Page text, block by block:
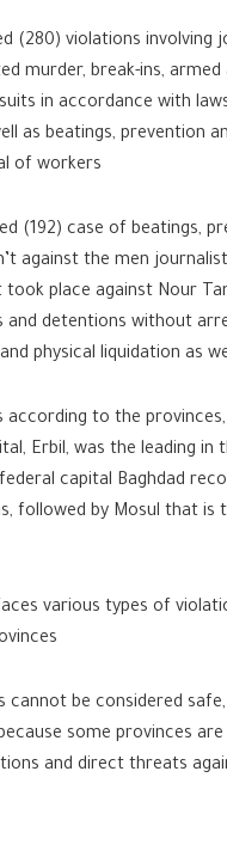
(280) violations involving
murder, break-ins, armed
in accordance with
as beatings, prevention
of workers.
(192) case of beatings,
against the men
place against Nour
and detentions without
physical liquidation as
to the provinces,
Erbil, was the leading in
capital Baghdad
followed by Mosul that is
various types of
be considered
some provinces
and direct threats